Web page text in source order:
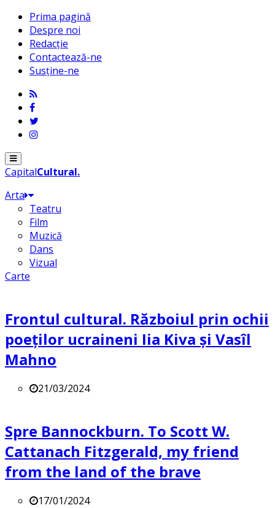
Prima pagină
Despre noi
Redacție
Contactează-ne
Susține-ne
Menu
CapitalCultural.
Arta
Teatru
Film
Muzică
Dans
Vizual
Carte
Frontul cultural. Războiul prin ochii
poeților ucraineni Iia Kiva și Vasîl
Mahno
21/03/2024
Spre Bannockburn. To Scott W.
Cattanach Fitzgerald, my friend
from the land of the brave
17/01/2024